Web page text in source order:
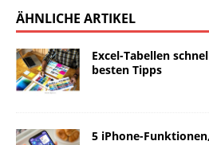
ÄHNLICHE ARTIKEL
Excel-Tabellen
besten Tipps
5 iPhone-